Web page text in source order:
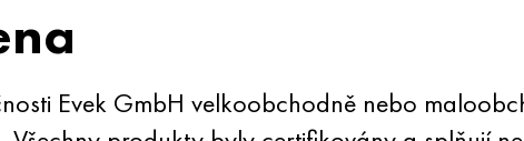
Evek GmbH velkoobchodně nebo